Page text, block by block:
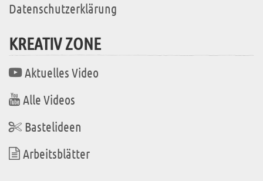
Datenschutzerklärung
KREATIV ZONE
Aktuelles Video
Alle Videos
Bastelideen
Arbeitsblätter